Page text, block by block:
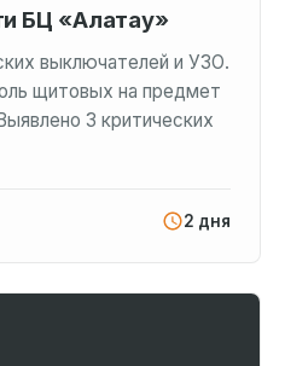
БЦ «Алатау»
выключателей и УЗО.
щитовых на предмет
3 критических
2 дня